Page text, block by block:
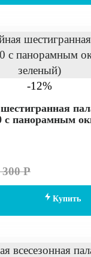
-12%
панорамным
300 Р
Купить